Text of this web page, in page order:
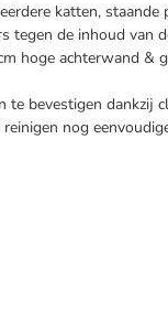
katten, staande
tegen de inhoud van
hoge achterwand
te bevestigen dankzij
nog